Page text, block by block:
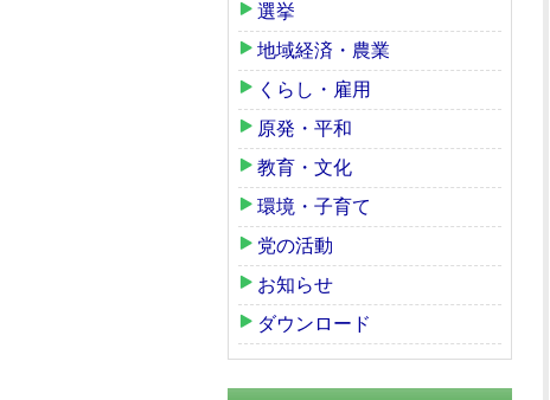
選挙
地域経済・農業
くらし・雇用
原発・平和
教育・文化
環境・子育て
党の活動
お知らせ
ダウンロード